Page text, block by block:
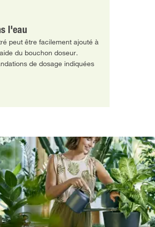
l'eau
peut être facilement ajouté à
du bouchon doseur.
de dosage indiquées